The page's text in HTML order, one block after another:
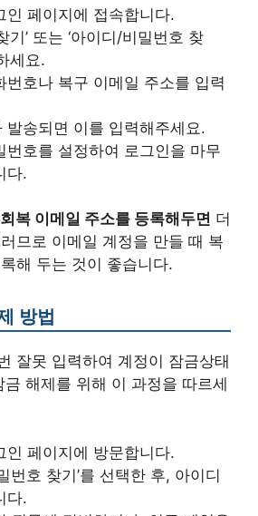
인 페이지에 접속합니다.
기’ 또는 ‘아이디/비밀번호 찾
세요.
번호나 복구 이메일 주소를 입력
발송되면 이를 입력해주세요.
번호를 설정하여 로그인을 마무
다.
복 이메일 주소를 등록해두면 더
므로 이메일 계정을 만들 때 복
해 두는 것이 좋습니다.
방법
잘못 입력하여 계정이 잠금상태
해제를 위해 이 과정을 따르세
인 페이지에 방문합니다.
번호 찾기’를 선택한 후, 아이디
다.